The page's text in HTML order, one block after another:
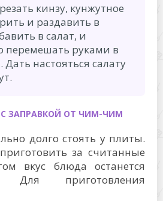
кинзу, кунжутное
и раздавить в
в салат, и
перемешать руками в
Дать настояться салату
ЗАПРАВКОЙ ОТ ЧИМ-ЧИМ
долго стоять у плиты.
за считанные
вкус блюда останется
Для приготовления